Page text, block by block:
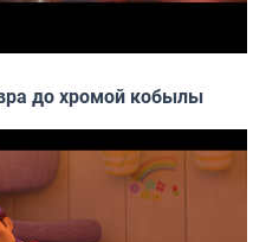
до хромой кобылы